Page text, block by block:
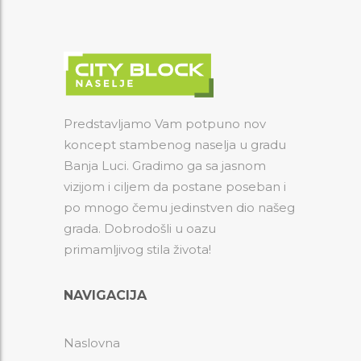
Predstavljamo Vam potpuno nov
koncept stambenog naselja u gradu
Banja Luci. Gradimo ga sa jasnom
vizijom i ciljem da postane poseban i
po mnogo čemu jedinstven dio našeg
grada. Dobrodošli u oazu
primamljivog stila života!
NAVIGACIJA
Naslovna